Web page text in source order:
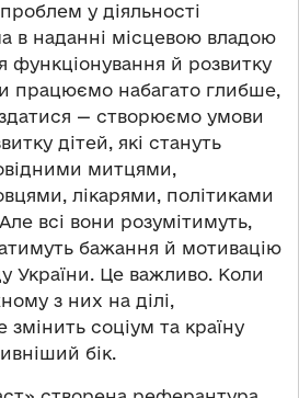
у діяльності
в наданні місцевою владою
функціонування й розвитку
працюємо набагато глибше,
— створюємо умови
дітей, які стануть
митцями,
лікарями, політиками
всі вони розумітимуть,
бажання й мотивацію
України. Це важливо. Коли
з них на ділі,
соціум та країну
бік.